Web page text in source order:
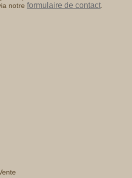
notre formulaire de contact.